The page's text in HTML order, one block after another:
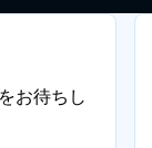
お待ちし